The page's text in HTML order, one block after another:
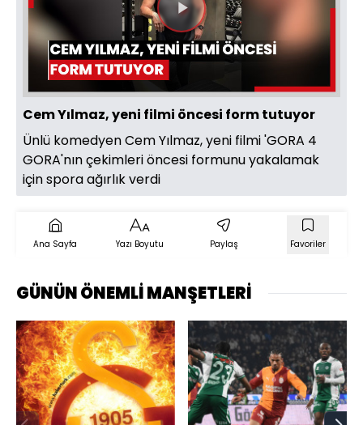
Videoyu
Oynat
Cem Yılmaz, yeni filmi öncesi form tutuyor
Ünlü komedyen Cem Yılmaz, yeni filmi 'GORA 4
GORA'nın çekimleri öncesi formunu yakalamak
için spora ağırlık verdi
Ana Sayfa Yazı Boyutu Paylaş Favoriler
GÜNÜN ÖNEMLİ MANŞETLERİ